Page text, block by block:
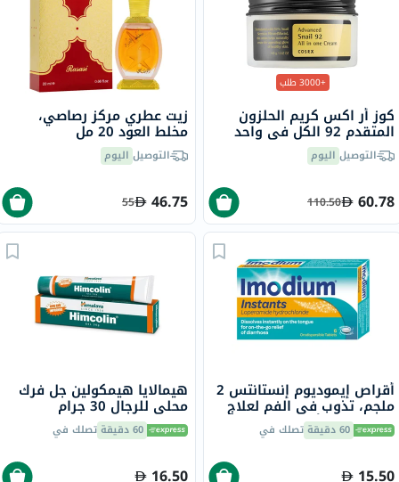
+3000 طلب
كوز أر اكس كريم الحلزون
المتقدم 92 الكل في واحد
100 ملالتوصيل اليوم
60.78
110.50
زيت عطري مركز رصاصي،
مخلط العود 20 مل
التوصيل اليوم
46.75
55
أقراص إيموديوم إنستانتس 2
ملجم، تذوب في الفم لعلاج
الإسهال، 6 أقراص
60 دقيقة تصلك في
15.50
هيمالايا هيمكولين جل فرك
محلي للرجال 30 جرام
60 دقيقة تصلك في
16.50